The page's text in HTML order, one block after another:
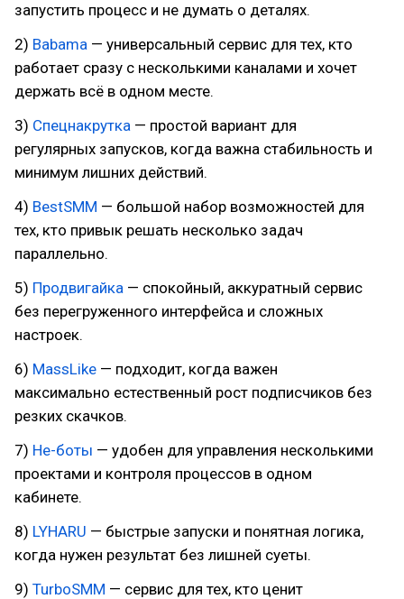
запустить процесс и не думать о деталях.
2) Babama — универсальный сервис для тех, кто
работает сразу с несколькими каналами и хочет
держать всё в одном месте.
3) Спецнакрутка — простой вариант для
регулярных запусков, когда важна стабильность и
минимум лишних действий.
4) BestSMM — большой набор возможностей для
тех, кто привык решать несколько задач
параллельно.
5) Продвигайка — спокойный, аккуратный сервис
без перегруженного интерфейса и сложных
настроек.
6) MassLike — подходит, когда важен
максимально естественный рост подписчиков без
резких скачков.
7) Не-боты — удобен для управления несколькими
проектами и контроля процессов в одном
кабинете.
8) LYHARU — быстрые запуски и понятная логика,
когда нужен результат без лишней суеты.
9) TurboSMM — сервис для тех, кто ценит